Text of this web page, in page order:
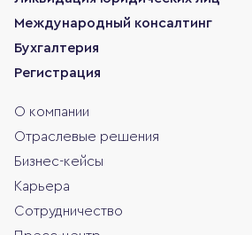
Международный консалтинг
Бухгалтерия
Регистрация
О компании
Отраслевые решения
Бизнес-кейсы
Карьера
Сотрудничество